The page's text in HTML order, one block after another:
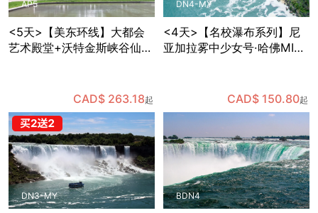
AP5
<5天>【美东环线】大都会
艺术殿堂+沃特金斯峡谷仙境
CAD$ 263.18起
DN4-MY
<4天>【名校瀑布系列】尼
亚加拉雾中少女号·哈佛MIT
标三连拍，费城独立宫与自
由钟打卡，纽约往返
CAD$ 150.80起
DN3-MY BDN4